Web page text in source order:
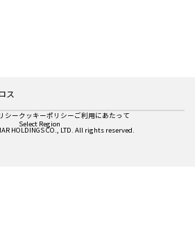
ス
HOLDINGS CO., LTD. All rights reserved.
シークッキーポリシーご利用にあたって
Select Region